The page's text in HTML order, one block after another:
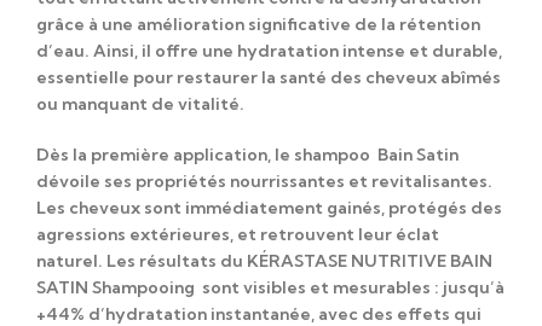
grâce à une amélioration significative de la rétention
d’eau. Ainsi, il offre une hydratation intense et durable,
essentielle pour restaurer la santé des cheveux abîmés
ou manquant de vitalité.
Dès la première application, le shampoo Bain Satin
dévoile ses propriétés nourrissantes et revitalisantes.
Les cheveux sont immédiatement gainés, protégés des
agressions extérieures, et retrouvent leur éclat
naturel. Les résultats du KÉRASTASE NUTRITIVE BAIN
SATIN Shampooing sont visibles et mesurables : jusqu’à
+44% d’hydratation instantanée, avec des effets qui